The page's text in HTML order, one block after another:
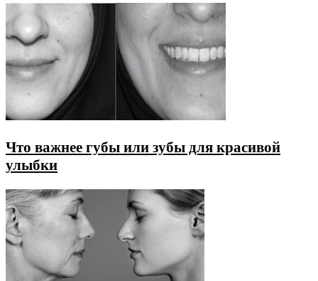
Что важнее губы или зубы для красивой
улыбки